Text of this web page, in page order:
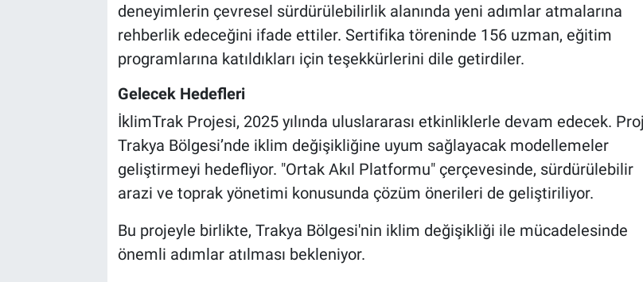
deneyimlerin çevresel sürdürülebilirlik alanında yeni adımlar atmalarına
rehberlik edeceğini ifade ettiler. Sertifika töreninde 156 uzman, eğitim
programlarına katıldıkları için teşekkürlerini dile getirdiler.
Gelecek Hedefleri
İklimTrak Projesi, 2025 yılında uluslararası etkinliklerle devam edecek.
Trakya Bölgesi’nde iklim değişikliğine uyum sağlayacak modellemeler
geliştirmeyi hedefliyor. "Ortak Akıl Platformu" çerçevesinde, sürdürülebilir
arazi ve toprak yönetimi konusunda çözüm önerileri de geliştiriliyor.
Bu projeyle birlikte, Trakya Bölgesi'nin iklim değişikliği ile mücadelesinde
önemli adımlar atılması bekleniyor.